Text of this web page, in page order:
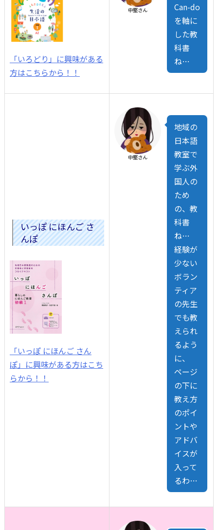
「いろどり」に興味がある
方はこちらから！！
中堅さん
Can-do
を軸に
した教
科書
ね…
いっぽ にほんご さ
んぽ
「いっぽ にほんご さん
ぽ」に興味がある方はこち
らから！！
中堅さん
地域の
日本語
教室で
学ぶ外
国人の
ため
の、教
科書
ね…
経験が
少ない
ボラン
ティア
の先生
でも教
えられ
るよう
に、
ページ
の下に
教え方
のポイ
ントや
アドバ
イスが
入って
るわ…